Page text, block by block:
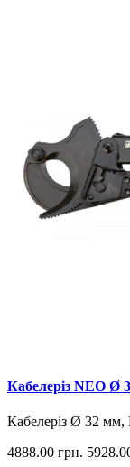
Кабелеріз NEO Ø
Кабелеріз Ø 32 мм,
4888.00 грн.